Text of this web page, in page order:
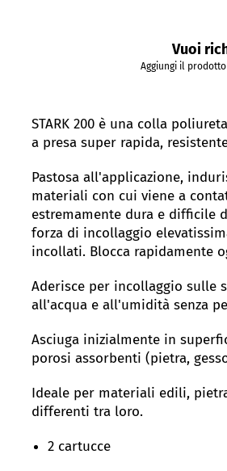
Vuoi
Aggiungi il
STARK 200 è una colla
a presa super rapida,
Pastosa all'applicazione,
materiali con cui viene a
estremamente dura e difficile
forza di incollaggio
incollati. Blocca rapidamente
Aderisce per incollaggio sulle
all'acqua e all'umidità senza
Asciuga inizialmente in
porosi assorbenti (pietra,
Ideale per materiali edili,
differenti tra loro.
2 cartucce